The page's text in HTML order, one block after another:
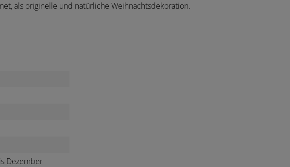
als originelle und natürliche Weihnachtsdekoration.
Dezember